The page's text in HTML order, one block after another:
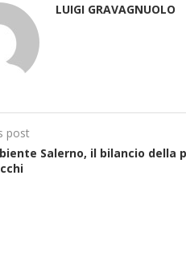
LUIGI GRAVAGNUOLO
post
Salerno, il bilancio della